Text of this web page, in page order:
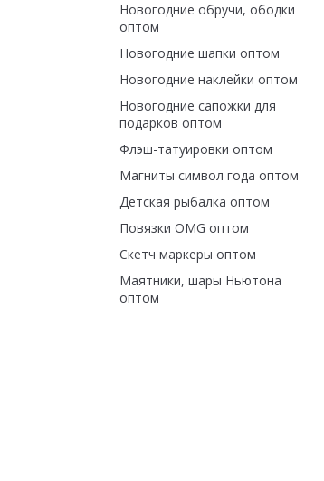
Новогодние обручи, ободки
оптом
Новогодние шапки оптом
Новогодние наклейки оптом
Новогодние сапожки для
подарков оптом
Флэш-татуировки оптом
Магниты символ года оптом
Детская рыбалка оптом
Повязки OMG оптом
Скетч маркеры оптом
Маятники, шары Ньютона
оптом